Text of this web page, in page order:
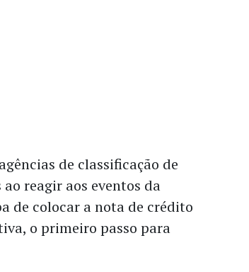
de classificação de
reagir aos eventos da
de colocar a nota de crédito
o primeiro passo para